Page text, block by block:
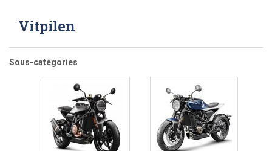
Vitpilen
Sous-catégories